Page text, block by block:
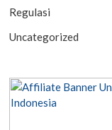
Regulasi
Uncategorized